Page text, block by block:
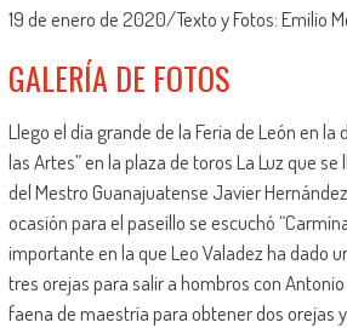
19 de enero de 2020/Texto y Fotos: Emilio
GALERÍA DE FOTOS
Llego el día grande de la Feria de León en la
las Artes” en la plaza de toros La Luz que
del Mestro Guanajuatense Javier
ocasión para el paseíllo se escuchó
importante en la que Leo Valadez ha dado
tres orejas para salir a hombros con
faena de maestría para obtener dos orejas